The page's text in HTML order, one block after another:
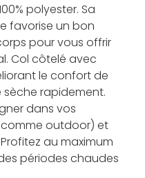
polyester. Sa
favorise un bon
pour vous offrir
Col côtelé avec
le confort de
sèche rapidement.
dans vos
outdoor) et
au maximum
périodes chaudes